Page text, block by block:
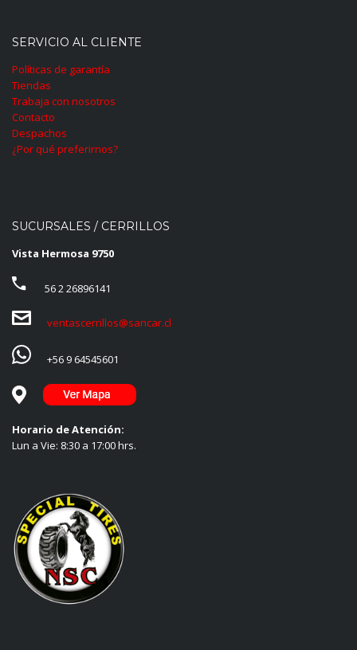
SERVICIO AL CLIENTE
Políticas de garantía
Tiendas
Trabaja con nosotros
Contacto
Despachos
¿Por qué preferirnos?
SUCURSALES / CERRILLOS
Vista Hermosa 9750
56 2 26896141
ventascerrillos@sancar.cl
+56 9 64545601
Horario de Atención:
Lun a Vie: 8:30 a 17:00 hrs.